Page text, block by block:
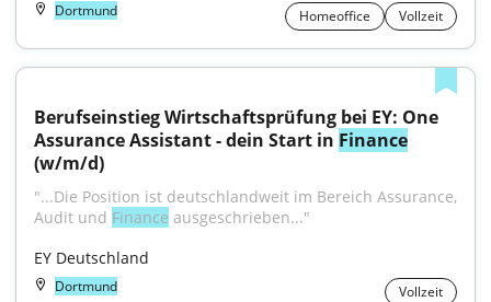
Dortmund Homeoffice Vollzeit
Berufseinstieg Wirtschaftsprüfung bei EY: One
Assurance Assistant - dein Start in Finance
(w/m/d)
"...Die Position ist deutschlandweit im Bereich Assurance,
Audit und Finance ausgeschrieben..."
EY Deutschland
Dortmund Vollzeit